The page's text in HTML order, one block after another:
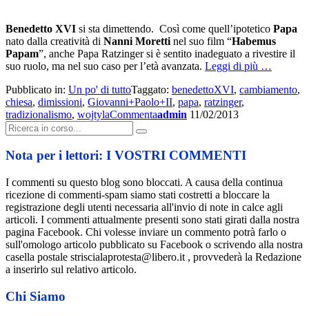
Benedetto XVI si sta dimettendo. Così come quell’ipotetico Papa
nato dalla creatività di Nanni Moretti nel suo film “Habemus
Papam”, anche Papa Ratzinger si è sentito inadeguato a rivestire il
suo ruolo, ma nel suo caso per l’età avanzata. Leggi di più
di
…
Pubblicato in: Un po' di tuttoTaggato: benedettoXVI, cambiamento,
chiesa, dimissioni, Giovanni+Paolo+II, papa, ratzinger,
tradizionalismo, wojtylaCommentaadmin 11/02/2013
Cerca:
Nota per i lettori: I VOSTRI COMMENTI
I commenti su questo blog sono bloccati. A causa della continua
ricezione di commenti-spam siamo stati costretti a bloccare la
registrazione degli utenti necessaria all'invio di note in calce agli
articoli. I commenti attualmente presenti sono stati girati dalla nostra
pagina Facebook. Chi volesse inviare un commento potrà farlo o
sull'omologo articolo pubblicato su Facebook o scrivendo alla nostra
casella postale striscialaprotesta@libero.it , provvederà la Redazione
a inserirlo sul relativo articolo.
Chi Siamo